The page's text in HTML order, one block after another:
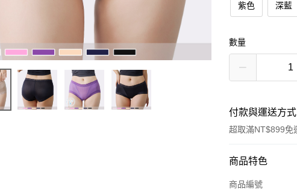
紫色 深藍
數量
付款與運送方式
超取滿NT$899免
付款方式
信用卡一次付款
商品特色
商品編號